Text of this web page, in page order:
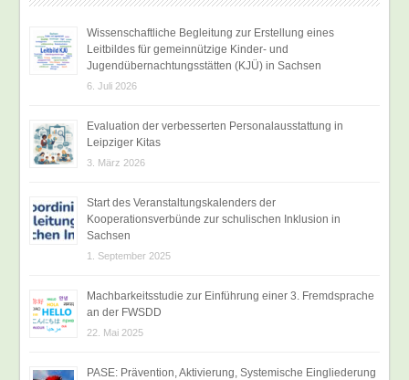
Wissenschaftliche Begleitung zur Erstellung eines
Leitbildes für gemeinnützige Kinder- und
Jugendübernachtungsstätten (KJÜ) in Sachsen
6. Juli 2026
Evaluation der verbesserten Personalausstattung in
Leipziger Kitas
3. März 2026
Start des Veranstaltungskalenders der
Kooperationsverbünde zur schulischen Inklusion in
Sachsen
1. September 2025
Machbarkeitsstudie zur Einführung einer 3. Fremdsprache
an der FWSDD
22. Mai 2025
PASE: Prävention, Aktivierung, Systemische Eingliederung